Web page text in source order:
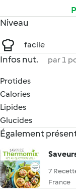
Niveau
facile
Infos nut. par 1
Protides
Calories
Lipides
Glucides
Également
7
France